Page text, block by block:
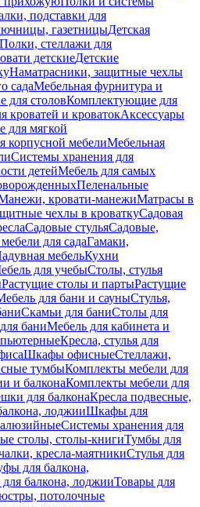
подставки для
газетницыДетская
Полки, стеллажи для
детскиеДетские
Наматрасники, защитные чехлы
садаМебельная фурнитура и
для столовКомплектующие для
кроватей и кроватокАксессуары
для мягкой
корпусной мебелиМебельная
Системы хранения для
детейМебель для самых
Пеленальные
кровати-манежиМатрасы в
чехлы в кроваткуСадовая
Садовые стульяСадовые,
для садаГамаки,
мебельКухни
для учебыСтолы, стулья
Растущие столы и партыРастущие
для бани и сауныСтулья,
Скамьи для баниСтолы для
баниМебель для кабинета и
Кресла, стулья для
Шкафы офисныеСтеллажи,
тумбыКомплекты мебели для
и балконаКомплекты мебели для
для балконаКресла подвесные,
лоджииШкафы для
Системы хранения для
столы, столы-книгиТумбы для
кресла-маятникиСтулья для
для балкона,
балкона, лоджииТовары для
потолочные